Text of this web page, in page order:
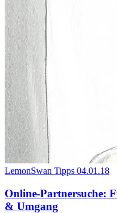
LemonSwan Tipps 04.01.18
Online-Partnersuche:
& Umgang